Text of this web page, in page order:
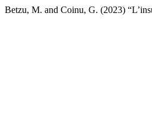
Betzu, M. and Coinu, G. (2023)